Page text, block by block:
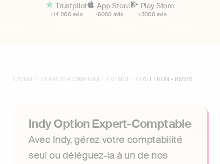
Trustpilot
+14 000 avis
App Store
+6000 avis
Play Store
+3000 avis
CABINET D'EXPERT-COMPTABLE / VENDEE / FALLERON - 85670
Indy Option Expert-Comptable
Avec Indy, gérez votre comptabilité
seul ou déléguez-la à un de nos